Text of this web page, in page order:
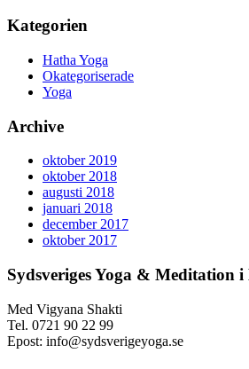
Kategorien
Hatha Yoga
Okategoriserade
Yoga
Archive
oktober 2019
oktober 2018
augusti 2018
januari 2018
december 2017
oktober 2017
Sydsveriges Yoga & Meditation
Med Vigyana Shakti
Tel. 0721 90 22 99
Epost: info@sydsverigeyoga.se